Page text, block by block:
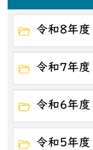
令和8年度
令和7年度
令和6年度
令和5年度